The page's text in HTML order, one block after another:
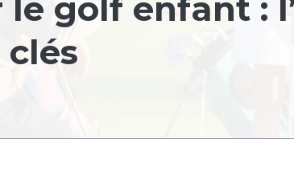
le golf enfant :